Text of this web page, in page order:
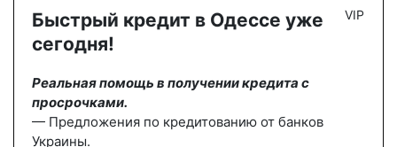
Быстрый кредит в Одессе уже
сегодня!
Реальная помощь в получении кредита с
просрочками.
— Предложения по кредитованию от банков
Украины.
VIP